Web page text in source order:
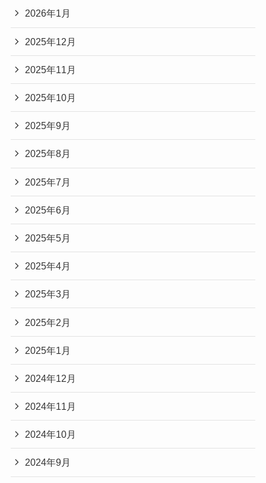
2026年1月
2025年12月
2025年11月
2025年10月
2025年9月
2025年8月
2025年7月
2025年6月
2025年5月
2025年4月
2025年3月
2025年2月
2025年1月
2024年12月
2024年11月
2024年10月
2024年9月